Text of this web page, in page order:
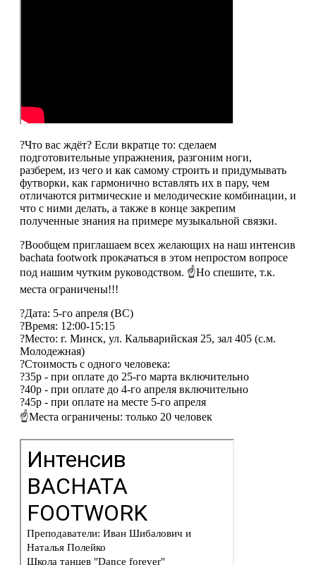
?Что вас ждёт? Если вкратце то: сделаем
подготовительные упражнения, разгоним ноги,
разберем, из чего и как самому строить и придумывать
футворки, как гармонично вставлять их в пару, чем
отличаются ритмические и мелодические комбинации, и
что с ними делать, а также в конце закрепим
полученные знания на примере музыкальной связки.
?Вообщем приглашаем всех желающих на наш интенсив
bachata footwork прокачаться в этом непростом вопросе
под нашим чутким руководством. ☝️Но спешите, т.к.
места ограничены!!!
?Дата: 5-го апреля (ВС)
?Время: 12:00-15:15
?Место: г. Минск, ул. Кальварийская 25, зал 405 (с.м.
Молодежная)
?Стоимость с одного человека:
?35р - при оплате до 25-го марта включительно
?40р - при оплате до 4-го апреля включительно
?45р - при оплате на месте 5-го апреля
☝️Места ограничены: только 20 человек